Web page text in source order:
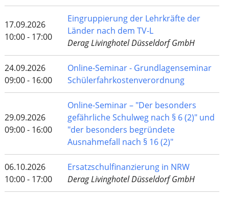
17.09.2026
10:00 - 17:00
Eingruppierung der Lehrkräfte der
Länder nach dem TV-L
Derag Livinghotel Düsseldorf GmbH
24.09.2026
09:00 - 16:00
Online-Seminar - Grundlagenseminar
Schülerfahrkostenverordnung
29.09.2026
09:00 - 16:00
Online-Seminar – "Der besonders
gefährliche Schulweg nach § 6 (2)" und
"der besonders begründete
Ausnahmefall nach § 16 (2)"
06.10.2026
10:00 - 17:00
Ersatzschulfinanzierung in NRW
Derag Livinghotel Düsseldorf GmbH